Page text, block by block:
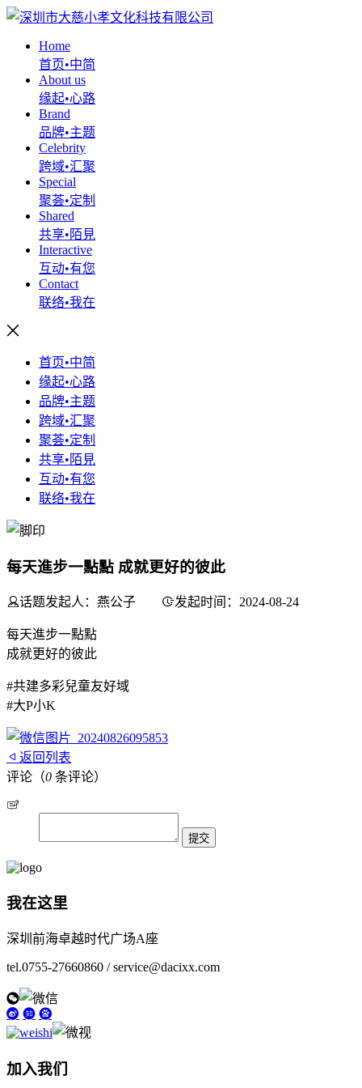
Home
首页•中简
About us
缘起•心路
Brand
品牌•主题
Celebrity
跨域•汇聚
Special
聚荟•定制
Shared
共享•陌見
Interactive
互动•有您
Contact
联络•我在
首页•中简
缘起•心路
品牌•主题
跨域•汇聚
聚荟•定制
共享•陌見
互动•有您
联络•我在
每天進步一點點 成就更好的彼此
话题发起人：燕公子 发起时间：2024-08-24
每天進步一點點
成就更好的彼此
#共建多彩兒童友好域
#大P小K
返回列表
评论（0 条评论）
我在这里
深圳前海卓越时代广场A座
tel.0755-27660860 / service@dacixx.com
加入我们